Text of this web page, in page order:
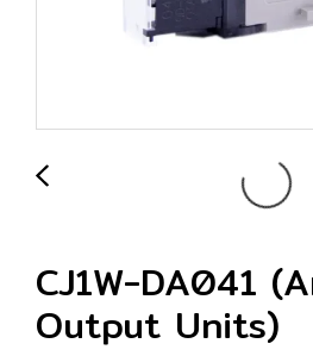
CJ1W-DA041
Output Units)